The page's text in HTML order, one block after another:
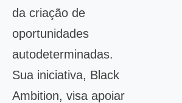
da criação de
oportunidades
autodeterminadas.
Sua iniciativa, Black
Ambition, visa apoiar